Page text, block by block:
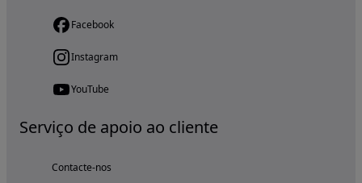
Facebook
Instagram
YouTube
Serviço de apoio ao cliente
Contacte-nos